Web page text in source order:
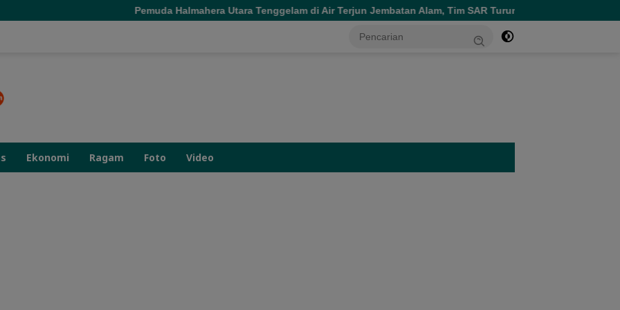
Pemuda Halmahera Utara Tenggelam di Air Terjun Jembatan Alam, Tim SAR Turun Tangan
Ekonomi Ragam Foto Video